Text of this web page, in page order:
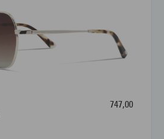
747,00